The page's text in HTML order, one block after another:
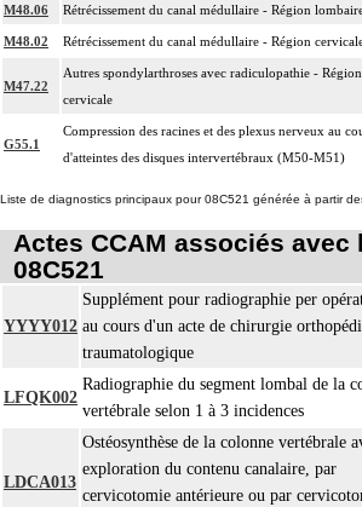
M48.06 Rétrécissement du canal médullaire - Région
M48.02 Rétrécissement du canal médullaire - Région
M47.22
Autres spondylarthroses avec radiculopathie - Région
cervicale
G55.1
Compression des racines et des plexus nerveux au
d'atteintes des disques intervertébraux (M50-M51)
Liste de diagnostics principaux pour 08C521 générée à partir
Actes CCAM associés avec
08C521
YYYY012
Supplément pour radiographie per
au cours d'un acte de chirurgie
traumatologique
LFQK002
Radiographie du segment lombal de la
vertébrale selon 1 à 3 incidences
LDCA013
Ostéosynthèse de la colonne vertébrale
exploration du contenu canalaire, par
cervicotomie antérieure ou par